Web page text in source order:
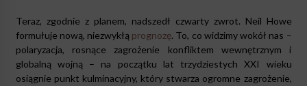
Teraz, zgodnie z planem, nadszedł czwarty zwrot. Neil Howe
formułuje nową, niezwykłą prognozę. To, co widzimy wokół nas –
polaryzacja, rosnące zagrożenie konfliktem wewnętrznym i
globalną wojną – na początku lat trzydziestych XXI wieku
osiągnie punkt kulminacyjny, który stwarza ogromne zagrożenie,